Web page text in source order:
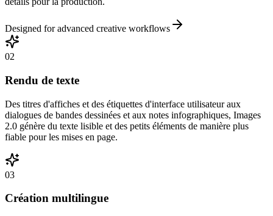
Designed for advanced creative workflows
02
Rendu de texte
Des titres d'affiches et des étiquettes d'interface utilisateur aux
dialogues de bandes dessinées et aux notes infographiques, Images
2.0 génère du texte lisible et des petits éléments de manière plus
fiable pour les mises en page.
03
Création multilingue